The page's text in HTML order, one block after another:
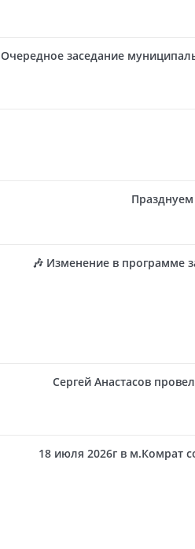
Очередное заседание
Празднуем
🎶 Изменение в программе
Сергей Анастасов
18 июля 2026г в м.Комрат